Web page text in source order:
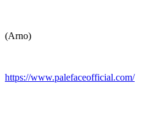
(Arno)
https://www.palefaceofficial.com/